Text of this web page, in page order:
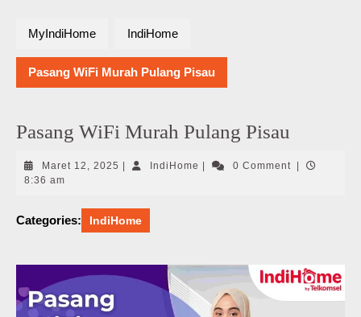
MyIndiHome IndiHome
Pasang WiFi Murah Pulang Pisau
Pasang WiFi Murah Pulang Pisau
Maret 12, 2025 Maret
IndiHome IndiHome0 Comment
8:36 am
Categories: IndiHome